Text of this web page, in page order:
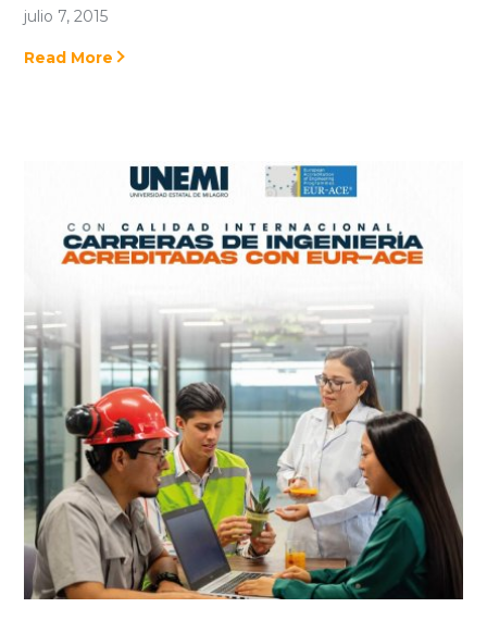
julio 7, 2015
Read More